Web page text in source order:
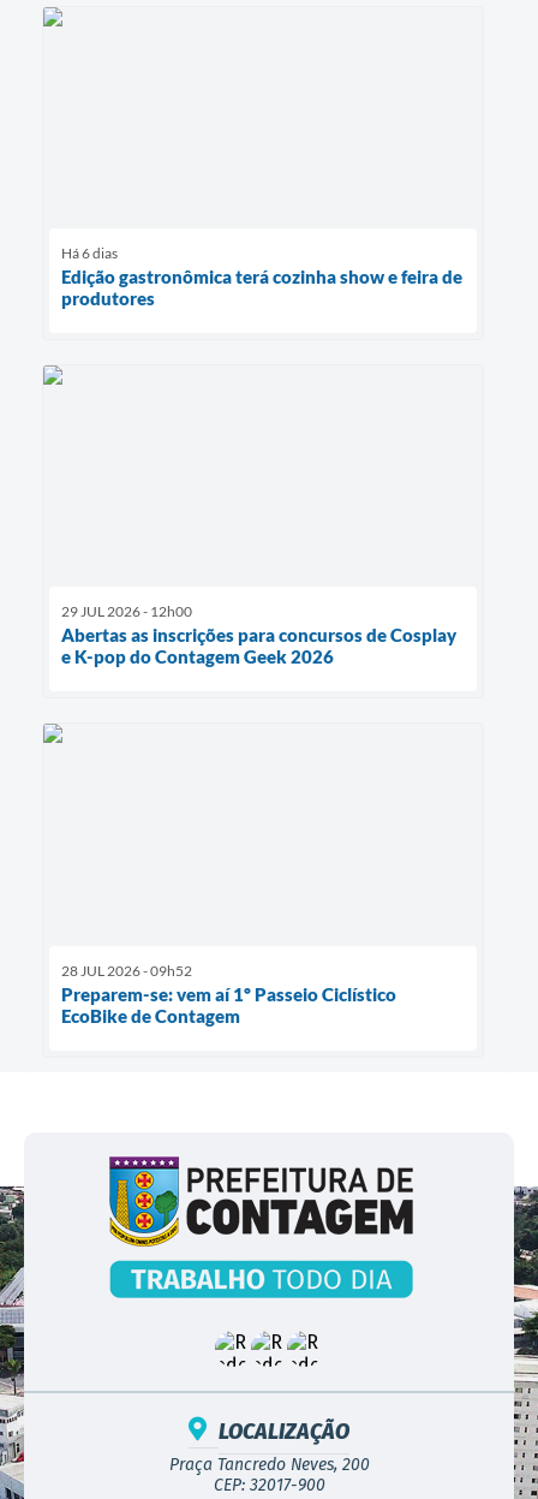
Há 6 dias
Edição gastronômica terá cozinha show e feira de
produtores
29 JUL 2026 - 12h00
Abertas as inscrições para concursos de Cosplay
e K-pop do Contagem Geek 2026
28 JUL 2026 - 09h52
Preparem-se: vem aí 1º Passeio Ciclístico
EcoBike de Contagem
LOCALIZAÇÃO
Praça Tancredo Neves, 200
CEP: 32017-900